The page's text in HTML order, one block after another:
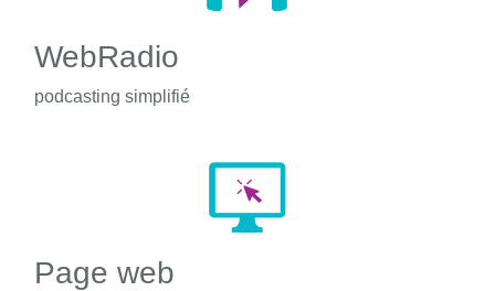
WebRadio
podcasting simplifié
Page web